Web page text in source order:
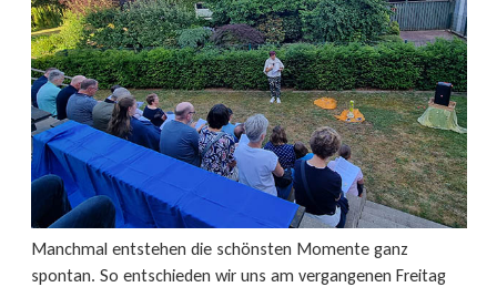
Manchmal entstehen die schönsten Momente ganz
spontan. So entschieden wir uns am vergangenen Freitag